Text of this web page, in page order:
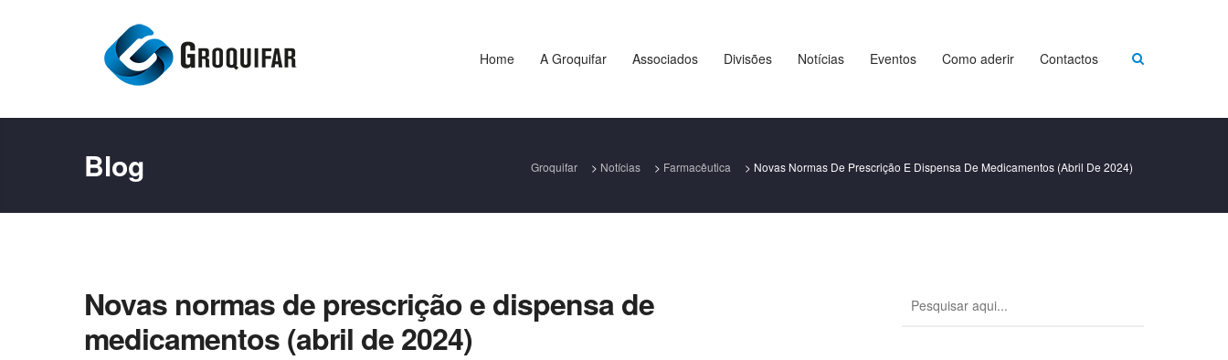
Home A Groquifar Associados Divisões Notícias Eventos Como aderir Contactos
Blog Groquifar > Notícias > Farmacêutica > Novas Normas De Prescrição E Dispensa De Medicamentos (abril De 2024)
Novas normas de prescrição e dispensa de
medicamentos (abril de 2024)